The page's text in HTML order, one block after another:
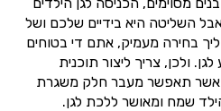
השליטה היא בידיים שלכם ושל
בחירה מעמיק, אתם די בטוחים
ולכן, צריך ליצור תוכנית
אשר תאפשר מעבר חלק משגרת
שמח ומאושר ללכת לגן.